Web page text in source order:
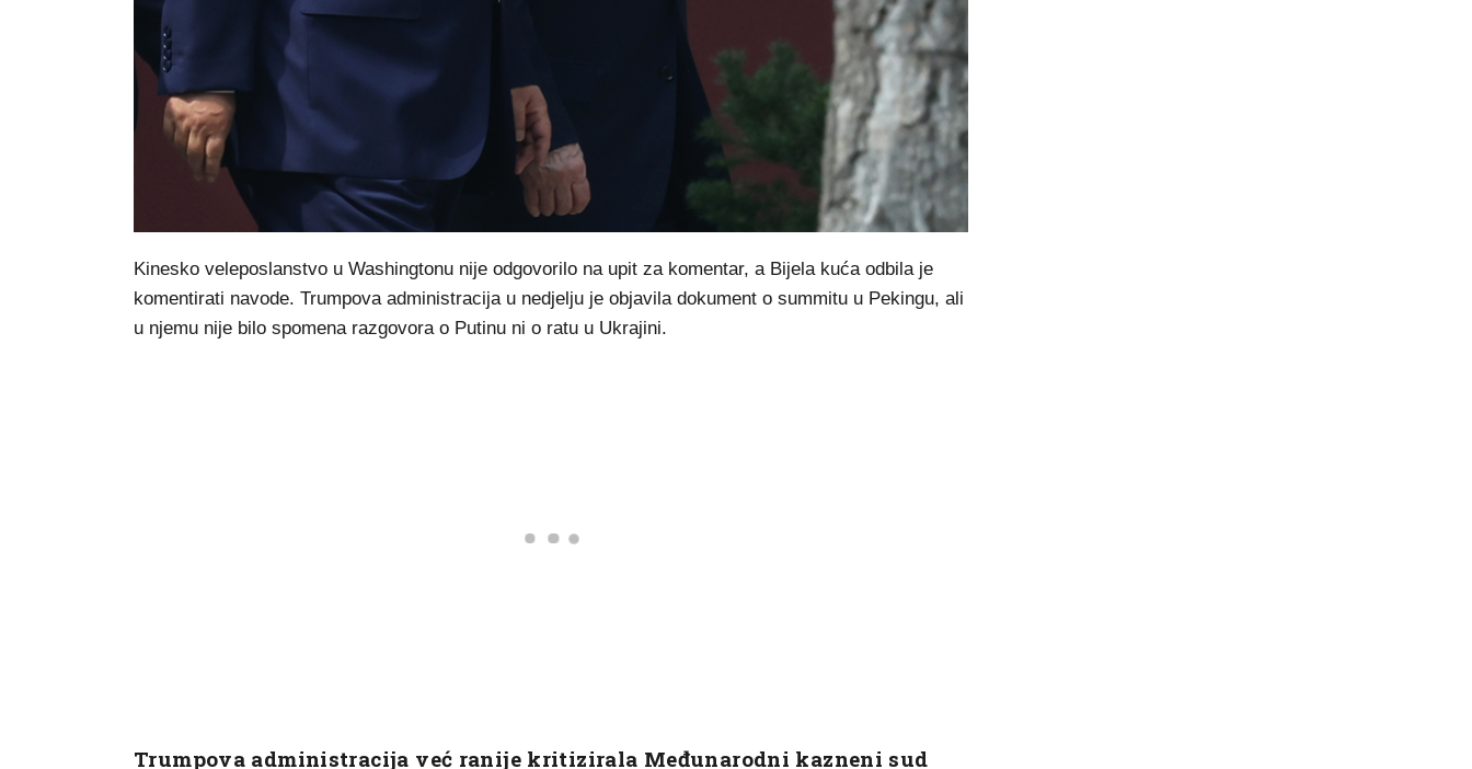
Kinesko veleposlanstvo u Washingtonu nije odgovorilo na upit za komentar, a Bijela kuća odbila je
komentirati navode. Trumpova administracija u nedjelju je objavila dokument o summitu u Pekingu, ali
u njemu nije bilo spomena razgovora o Putinu ni o ratu u Ukrajini.
Trumpova administracija već ranije kritizirala Međunarodni kazneni sud